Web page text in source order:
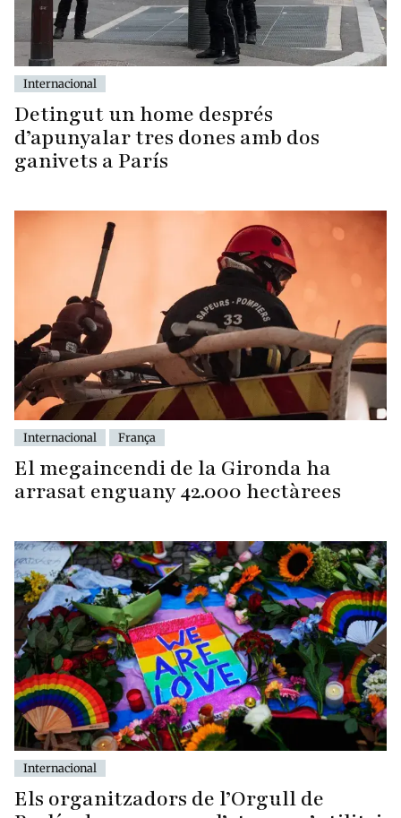
Internacional
Detingut un home després
d’apunyalar tres dones amb dos
ganivets a París
Internacional França
El megaincendi de la Gironda ha
arrasat enguany 42.000 hectàrees
Internacional
Els organitzadors de l’Orgull de